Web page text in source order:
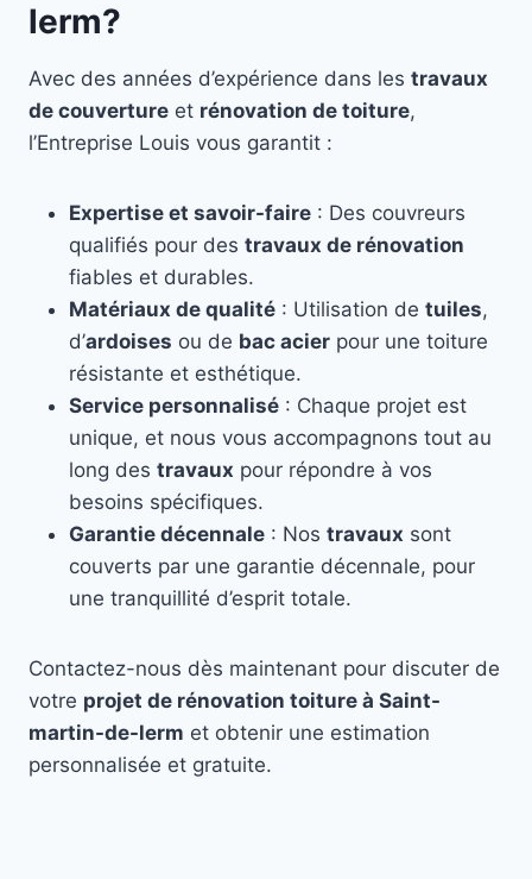
lerm?
Avec des années d’expérience dans les travaux
de couverture et rénovation de toiture,
l’Entreprise Louis vous garantit :
Expertise et savoir-faire : Des couvreurs
qualifiés pour des travaux de rénovation
fiables et durables.
Matériaux de qualité : Utilisation de tuiles,
d’ardoises ou de bac acier pour une toiture
résistante et esthétique.
Service personnalisé : Chaque projet est
unique, et nous vous accompagnons tout au
long des travaux pour répondre à vos
besoins spécifiques.
Garantie décennale : Nos travaux sont
couverts par une garantie décennale, pour
une tranquillité d’esprit totale.
Contactez-nous dès maintenant pour discuter de
votre projet de rénovation toiture à Saint-
martin-de-lerm et obtenir une estimation
personnalisée et gratuite.